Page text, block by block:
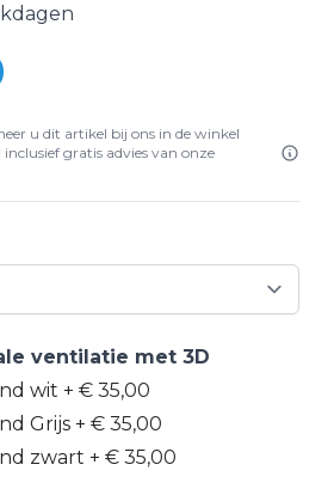
u dit artikel bij ons in de winkel
gratis advies van onze
ventilatie met 3D
wit + € 35,00
Grijs + € 35,00
zwart + € 35,00